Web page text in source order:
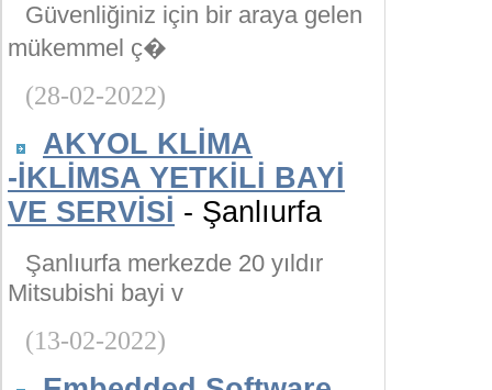
Güvenliğiniz için bir araya gelen
mükemmel ç�
(28-02-2022)
AKYOL KLİMA
-İKLİMSA YETKİLİ BAYİ
VE SERVİSİ - Şanlıurfa
Şanlıurfa merkezde 20 yıldır
Mitsubishi bayi v
(13-02-2022)